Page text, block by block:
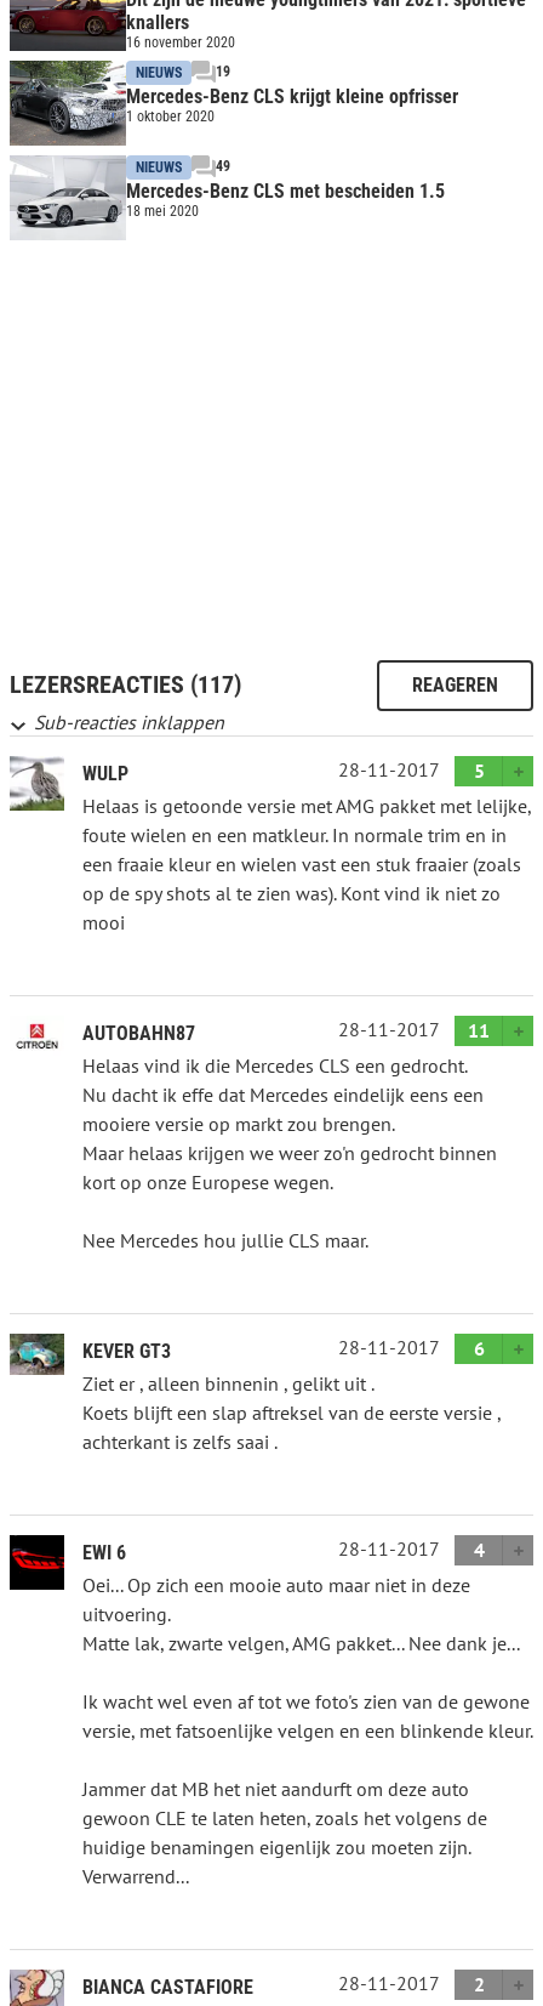
knallers
16 november 2020
NIEUWS
19
Mercedes-Benz CLS krijgt kleine opfrisser
1 oktober 2020
NIEUWS 49
Mercedes-Benz CLS met bescheiden 1.5
18 mei 2020
LEZERSREACTIES (117) REAGEREN
Sub-reacties inklappen
WULP 28-11-2017
5
Helaas is getoonde versie met AMG pakket met lelijke,
foute wielen en een matkleur. In normale trim en in
een fraaie kleur en wielen vast een stuk fraaier (zoals
op de spy shots al te zien was). Kont vind ik niet zo
mooi
AUTOBAHN87 28-11-2017
11
Helaas vind ik die Mercedes CLS een gedrocht.
Nu dacht ik effe dat Mercedes eindelijk eens een
mooiere versie op markt zou brengen.
Maar helaas krijgen we weer zo'n gedrocht binnen
kort op onze Europese wegen.
Nee Mercedes hou jullie CLS maar.
KEVER GT3 28-11-2017
6
Ziet er , alleen binnenin , gelikt uit .
Koets blijft een slap aftreksel van de eerste versie ,
achterkant is zelfs saai .
EWI 6 28-11-2017
4
Oei... Op zich een mooie auto maar niet in deze
uitvoering.
Matte lak, zwarte velgen, AMG pakket... Nee dank je...
Ik wacht wel even af tot we foto's zien van de gewone
versie, met fatsoenlijke velgen en een blinkende kleur.
Jammer dat MB het niet aandurft om deze auto
gewoon CLE te laten heten, zoals het volgens de
huidige benamingen eigenlijk zou moeten zijn.
Verwarrend...
BIANCA CASTAFIORE 28-11-2017
2